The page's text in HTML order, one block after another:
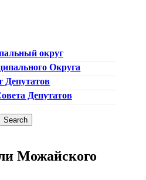
округ
Округа
Депутатов
Депутатов
Search
Можайского